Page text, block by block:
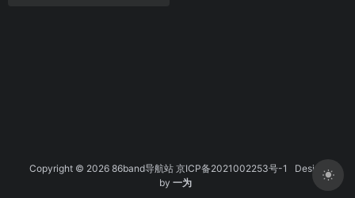
Copyright © 2026 86band导航站 京ICP备2021002253号-1
Design
by 一为